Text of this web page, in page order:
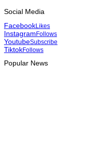
Social Media
FacebookLikes
InstagramFollows
YoutubeSubscribe
TiktokFollows
Popular News